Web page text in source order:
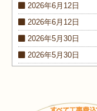
2026年6月12日
2026年6月12日
2026年5月30日
2026年5月30日